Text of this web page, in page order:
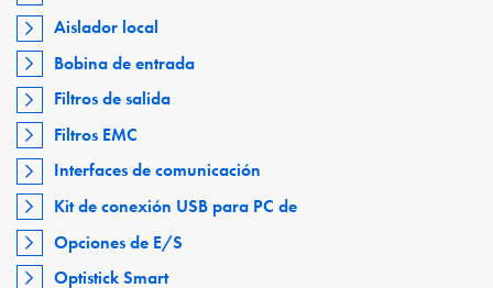
Aislador local
Bobina de entrada
Filtros de salida
Filtros EMC
Interfaces de comunicación
Kit de conexión USB para PC de
Opciones de E/S
Optistick Smart